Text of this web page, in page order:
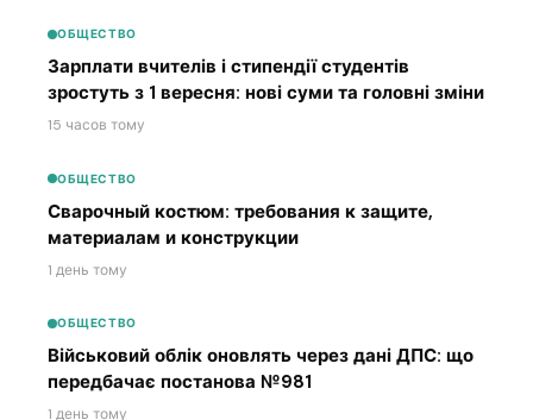
ОБЩЕСТВО
Зарплати вчителів і стипендії студентів
зростуть з 1 вересня: нові суми та головні зміни
15 часов тому
ОБЩЕСТВО
Сварочный костюм: требования к защите,
материалам и конструкции
1 день тому
ОБЩЕСТВО
Військовий облік оновлять через дані ДПС: що
передбачає постанова №981
1 день тому